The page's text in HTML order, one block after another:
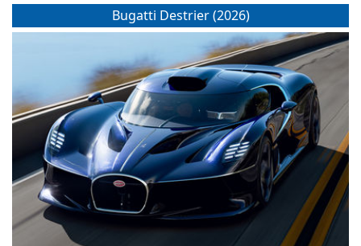
Bugatti Destrier (2026)